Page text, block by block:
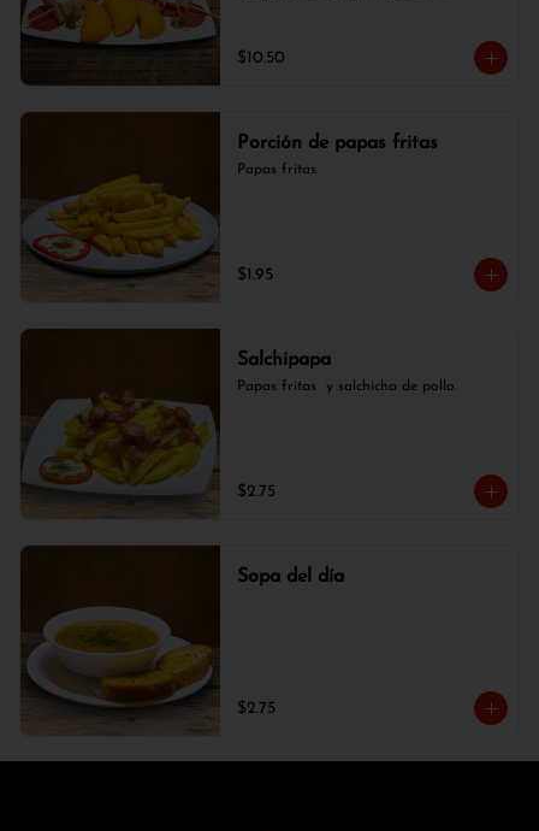
$10.50
Porción de papas fritas
Papas fritas.
$1.95
Salchipapa
Papas fritas  y salchicha de pollo.
$2.75
Sopa del día
$2.75